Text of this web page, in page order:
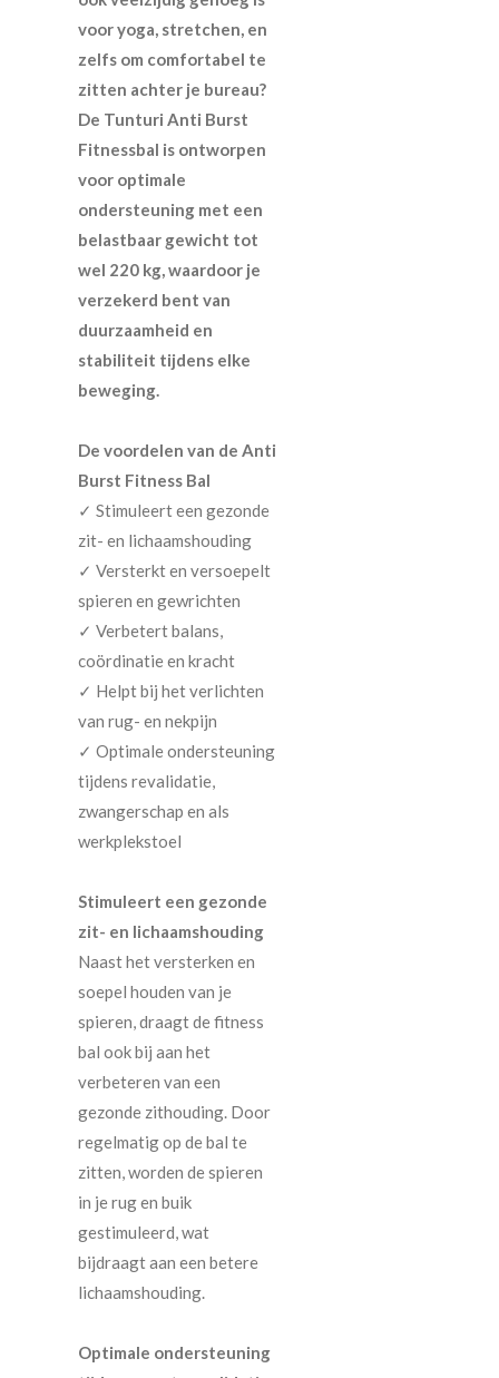
voor yoga, stretchen, en
zelfs om comfortabel te
zitten achter je bureau?
De Tunturi Anti Burst
Fitnessbal is ontworpen
voor optimale
ondersteuning met een
belastbaar gewicht tot
wel 220 kg, waardoor je
verzekerd bent van
duurzaamheid en
stabiliteit tijdens elke
beweging.
De voordelen van de Anti
Burst Fitness Bal
✓ Stimuleert een gezonde
zit- en lichaamshouding
✓ Versterkt en versoepelt
spieren en gewrichten
✓ Verbetert balans,
coördinatie en kracht
✓ Helpt bij het verlichten
van rug- en nekpijn
✓ Optimale ondersteuning
tijdens revalidatie,
zwangerschap en als
werkplekstoel
Stimuleert een gezonde
zit- en lichaamshouding
Naast het versterken en
soepel houden van je
spieren, draagt de fitness
bal ook bij aan het
verbeteren van een
gezonde zithouding. Door
regelmatig op de bal te
zitten, worden de spieren
in je rug en buik
gestimuleerd, wat
bijdraagt aan een betere
lichaamshouding.
Optimale ondersteuning